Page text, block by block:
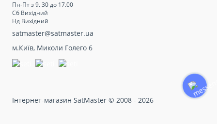
Пн-Пт з 9. 30 до 17.00
Сб Вихідний
Нд Вихідний
satmaster@satmaster.ua
м.Київ, Миколи Голего 6
Інтернет-магазин SatMaster © 2008 - 2026